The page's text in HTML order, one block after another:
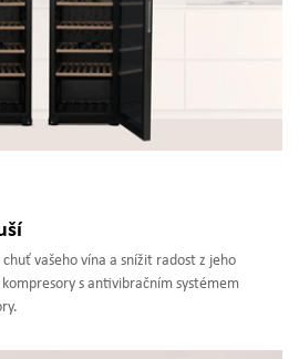
vašeho vína a snížit radost z jeho
s antivibračním systémem